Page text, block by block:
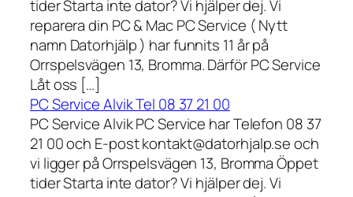
tider Starta inte dator? Vi hjälper dej. Vi
reparera din PC & Mac PC Service ( Nytt
namn Datorhjälp ) har funnits 11 år på
Orrspelsvägen 13, Bromma. Därför PC Service
Låt oss […]
PC Service Alvik Tel 08 37 21 00
PC Service Alvik PC Service har Telefon 08 37
21 00 och E-post kontakt@datorhjalp.se och
vi ligger på Orrspelsvägen 13, Bromma Öppet
tider Starta inte dator? Vi hjälper dej. Vi